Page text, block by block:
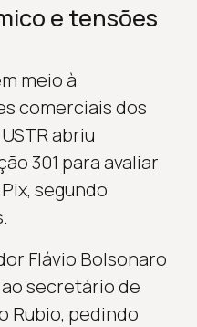
e tensões
meio à
comerciais dos
abriu
301 para avaliar
segundo
Flávio Bolsonaro
secretário de
Rubio, pedindo